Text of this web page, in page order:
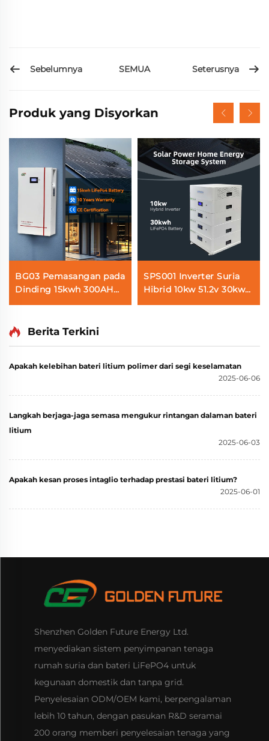
Sebelumnya SEMUA Seterusnya
Produk yang Disyorkan
BG03 Pemasangan pada
Dinding 15kwh 300AH
Sistem Bateri Lifepo4
Tenaga Suria Rumah
SPS001 Inverter Suria
Hibrid 10kw 51.2v 30kwh
Sistem Bateri Lifepo4
Berita Terkini
Apakah kelebihan bateri litium polimer dari segi keselamatan
2025-06-06
Langkah berjaga-jaga semasa mengukur rintangan dalaman bateri
litium
2025-06-03
Apakah kesan proses intaglio terhadap prestasi bateri litium?
2025-06-01
Shenzhen Golden Future Energy Ltd.
menyediakan sistem penyimpanan tenaga
rumah suria dan bateri LiFePO4 untuk
kegunaan domestik dan tanpa grid.
Penyelesaian ODM/OEM kami, berpengalaman
lebih 10 tahun, dengan pasukan R&D seramai
200 orang memberi penyelesaian tenaga yang